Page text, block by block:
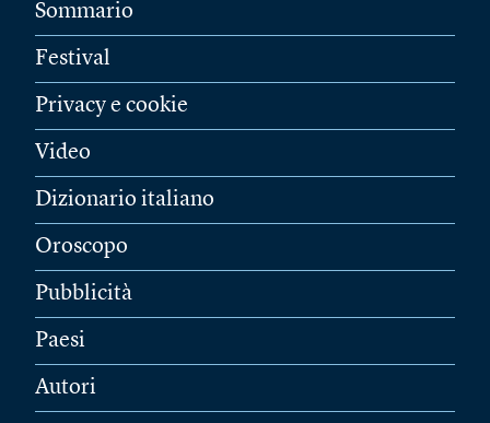
Sommario
Festival
Privacy e cookie
Video
Dizionario italiano
Oroscopo
Pubblicità
Paesi
Autori